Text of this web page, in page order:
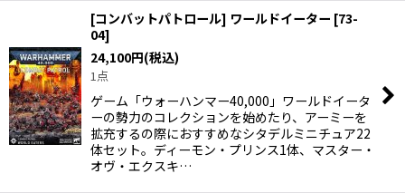
[コンバットパトロール] ワールドイーター [73-
04]
24,100円(税込)
1点
ゲーム「ウォーハンマー40,000」ワールドイータ
ーの勢力のコレクションを始めたり、アーミーを
拡充するの際におすすめなシタデルミニチュア22
体セット。ディーモン・プリンス1体、マスター・
オヴ・エクスキ…